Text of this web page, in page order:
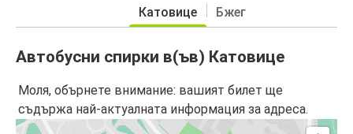
Катовице Бжег
Автобусни спирки в(ъв) Катовице
Моля, обърнете внимание: вашият билет ще
съдържа най-актуалната информация за адреса.